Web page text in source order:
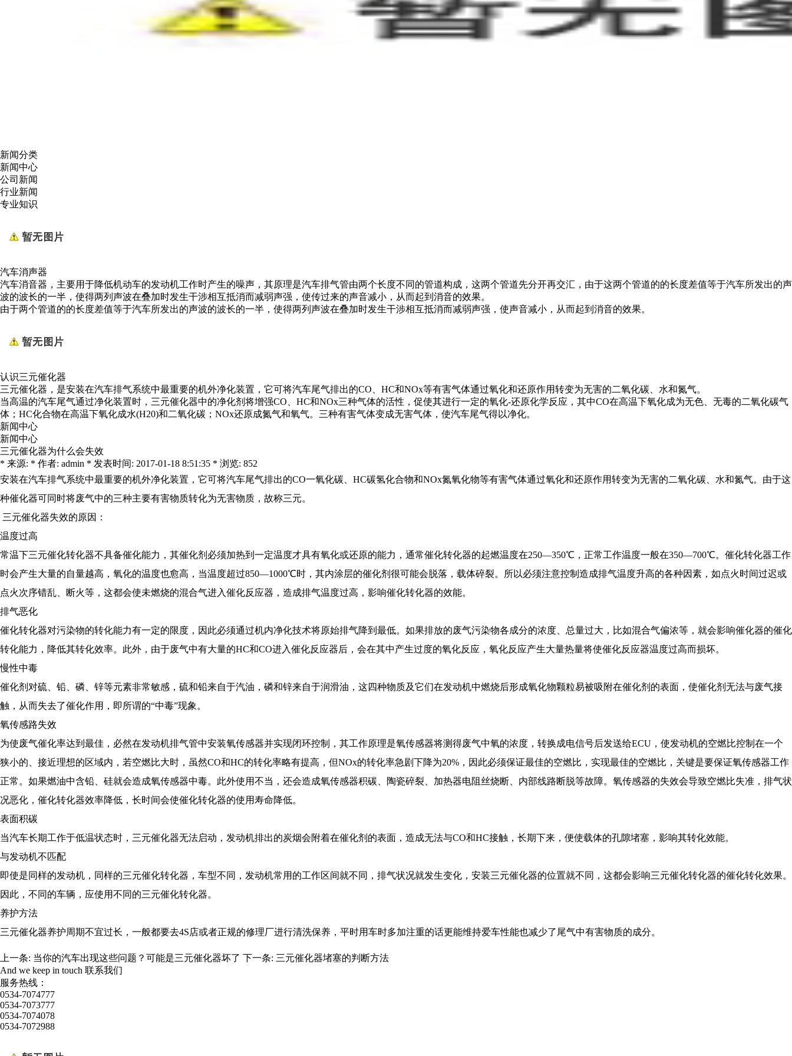
新闻分类
新闻中心
公司新闻
行业新闻
专业知识
汽车消声器
汽车消音器，主要用于降低机动车的发动机工作时产生的噪声，其原理是汽车排气管由两个长度不同的管道构成，这两个管道先分开再交汇，由于这两个管道的的长度差值等于汽车所发出的声
波的波长的一半，使得两列声波在叠加时发生干涉相互抵消而减弱声强，使传过来的声音减小，从而起到消音的效果。
由于两个管道的的长度差值等于汽车所发出的声波的波长的一半，使得两列声波在叠加时发生干涉相互抵消而减弱声强，使声音减小，从而起到消音的效果。
认识三元催化器
三元催化器，是安装在汽车排气系统中最重要的机外净化装置，它可将汽车尾气排出的CO、HC和NOx等有害气体通过氧化和还原作用转变为无害的二氧化碳、水和氮气。
当高温的汽车尾气通过净化装置时，三元催化器中的净化剂将增强CO、HC和NOx三种气体的活性，促使其进行一定的氧化-还原化学反应，其中CO在高温下氧化成为无色、无毒的二氧化碳气
体；HC化合物在高温下氧化成水(H20)和二氧化碳；NOx还原成氮气和氧气。三种有害气体变成无害气体，使汽车尾气得以净化。
新闻中心
新闻中心
三元催化器为什么会失效
* 来源: * 作者: admin * 发表时间: 2017-01-18 8:51:35 * 浏览: 852
安装在汽车排气系统中最重要的机外净化装置，它可将汽车尾气排出的CO一氧化碳、HC碳氢化合物和NOx氮氧化物等有害气体通过氧化和还原作用转变为无害的二氧化碳、水和氮气。由于这
种催化器可同时将废气中的三种主要有害物质转化为无害物质，故称三元。
三元催化器失效的原因：
温度过高
常温下三元催化转化器不具备催化能力，其催化剂必须加热到一定温度才具有氧化或还原的能力，通常催化转化器的起燃温度在250—350℃，正常工作温度一般在350—700℃。催化转化器工作
时会产生大量的自量越高，氧化的温度也愈高，当温度超过850—1000℃时，其内涂层的催化剂很可能会脱落，载体碎裂。所以必须注意控制造成排气温度升高的各种因素，如点火时间过迟或
点火次序错乱、断火等，这都会使未燃烧的混合气进入催化反应器，造成排气温度过高，影响催化转化器的效能。
排气恶化
催化转化器对污染物的转化能力有一定的限度，因此必须通过机内净化技术将原始排气降到最低。如果排放的废气污染物各成分的浓度、总量过大，比如混合气偏浓等，就会影响催化器的催化
转化能力，降低其转化效率。此外，由于废气中有大量的HC和CO进入催化反应器后，会在其中产生过度的氧化反应，氧化反应产生大量热量将使催化反应器温度过高而损坏。
慢性中毒
催化剂对硫、铅、磷、锌等元素非常敏感，硫和铅来自于汽油，磷和锌来自于润滑油，这四种物质及它们在发动机中燃烧后形成氧化物颗粒易被吸附在催化剂的表面，使催化剂无法与废气接
触，从而失去了催化作用，即所谓的“中毒”现象。
氧传感路失效
为使废气催化率达到最佳，必然在发动机排气管中安装氧传感器并实现闭环控制，其工作原理是氧传感器将测得废气中氧的浓度，转换成电信号后发送给ECU，使发动机的空燃比控制在一个
狭小的、接近理想的区域内，若空燃比大时，虽然CO和HC的转化率略有提高，但NOx的转化率急剧下降为20%，因此必须保证最佳的空燃比，实现最佳的空燃比，关键是要保证氧传感器工作
正常。如果燃油中含铅、硅就会造成氧传感器中毒。此外使用不当，还会造成氧传感器积碳、陶瓷碎裂、加热器电阻丝烧断、内部线路断脱等故障。氧传感器的失效会导致空燃比失准，排气状
况恶化，催化转化器效率降低，长时间会使催化转化器的使用寿命降低。
表面积碳
当汽车长期工作于低温状态时，三元催化器无法启动，发动机排出的炭烟会附着在催化剂的表面，造成无法与CO和HC接触，长期下来，便使载体的孔隙堵塞，影响其转化效能。
与发动机不匹配
即使是同样的发动机，同样的三元催化转化器，车型不同，发动机常用的工作区间就不同，排气状况就发生变化，安装三元催化器的位置就不同，这都会影响三元催化转化器的催化转化效果。
因此，不同的车辆，应使用不同的三元催化转化器。
养护方法
三元催化器养护周期不宜过长，一般都要去4S店或者正规的修理厂进行清洗保养，平时用车时多加注重的话更能维持爱车性能也减少了尾气中有害物质的成分。
上一条: 当你的汽车出现这些问题？可能是三元催化器坏了 下一条: 三元催化器堵塞的判断方法
And we keep in touch 联系我们
服务热线：
0534-7074777
0534-7073777
0534-7074078
0534-7072988